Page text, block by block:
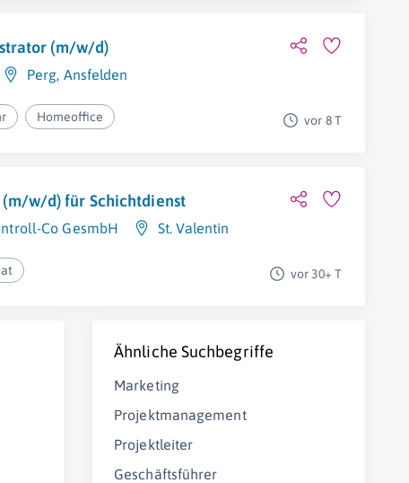
(m/w/d)
Perg, Ansfelden
Homeoffice vor 8 T
w/d) für Schichtdienst
Co GesmbH St. Valentin
vor 30+ T
Ähnliche Suchbegriffe
Marketing
Projektmanagement
Projektleiter
Geschäftsführer